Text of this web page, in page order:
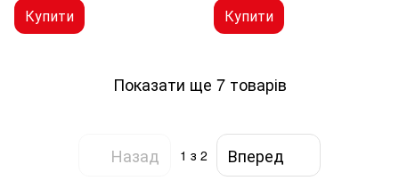
Купити Купити
Показати ще 7 товарів
Назад 1 з 2 Вперед